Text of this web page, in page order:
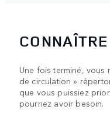
Une fois terminé,
de circulation »
que vous puissiez
pourriez avoir besoin.